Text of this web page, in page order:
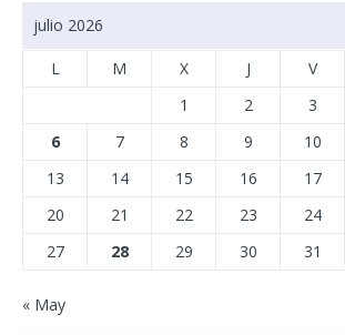
julio 2026
L M X J V
1
2 3
6
7 8 9 10
13
14 15 16 17
20
21 22 23 24
27
28 29 30 31
« May